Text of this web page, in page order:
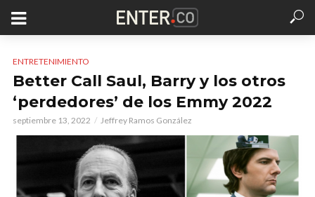
ENTRETENIMIENTO
Better Call Saul, Barry y los otros
‘perdedores’ de los Emmy 2022
septiembre 13, 2022 Jeffrey Ramos González